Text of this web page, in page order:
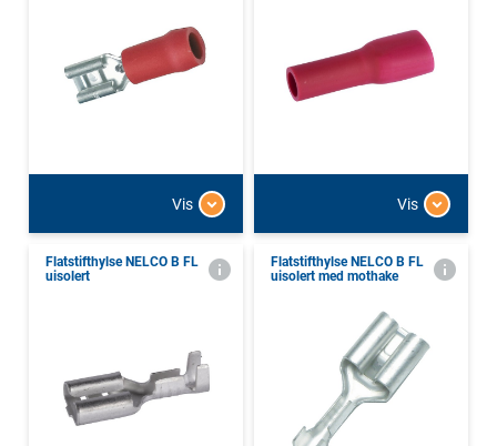
Vis Vis
Flatstifthylse NELCO B FL
uisolert
Flatstifthylse NELCO B FL
uisolert med mothake